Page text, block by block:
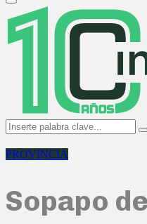
Primary
Menu
Search
for:
PROVINCIA
Sopapo